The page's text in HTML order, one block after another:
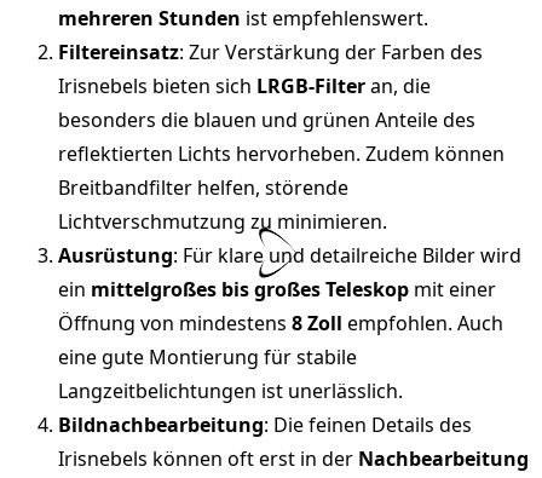
mehreren Stunden ist empfehlenswert.
Filtereinsatz: Zur Verstärkung der Farben des
Irisnebels bieten sich LRGB-Filteran, die
besonders die blauen und grünen Anteile des
reflektierten Lichts hervorheben. Zudem können
Breitbandfilter helfen, störende
Lichtverschmutzung zu minimieren.
Ausrüstung: Für klare und detailreiche Bilder wird
ein mittelgroßes bis großes Teleskop mit einer
Öffnung von mindestens 8 Zoll empfohlen. Auch
eine gute Montierung für stabile
Langzeitbelichtungen ist unerlässlich.
Bildnachbearbeitung: Die feinen Details des
Irisnebels können oft erst in der Nachbearbeitung